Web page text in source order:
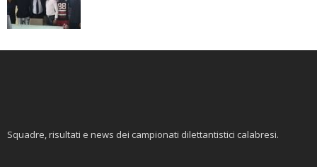
Squadre, risultati e news dei campionati dilettantistici calabresi.